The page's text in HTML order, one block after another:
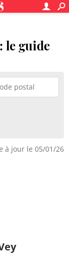
le guide
à jour le 05/01/26